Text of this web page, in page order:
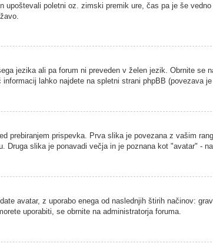
poletni oz. zimski premik ure, čas pa je še
jezika ali pa forum ni preveden v želen jezik. Obrnite se
lahko najdete na spletni strani phpBB (povezava
prebiranjem prispevka. Prva slika je povezana z vašim
Druga slika je ponavadi večja in je poznana kot "avatar" -
avatar, z uporabo enega od naslednjih štirih načinov:
uporabiti, se obrnite na administratorja foruma.